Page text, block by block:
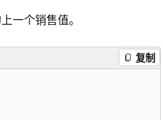
一个销售值。
复制